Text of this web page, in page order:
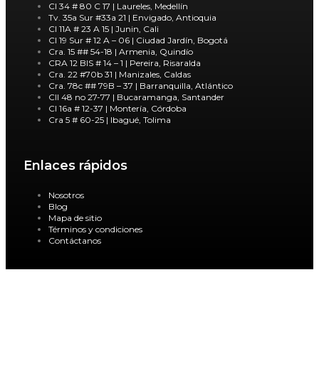
Cl 34 # 80 C 17 | Laureles, Medellín
Tv. 35a Sur #33a 21 | Envigado, Antioquia
Cl 11A # 23 A 15 | Junin, Cali
Cl 19 Sur # 12 A – 06 | Ciudad Jardín, Bogotá
Cra. 15 ## 54-18 | Armenia, Quindío
CRA 12 BIS # 14 – 1 | Pereira, Risaralda
Cra. 22 #70b 31 | Manizales, Caldas
Cra. 78c ## 79B – 37 | Barranquilla, Atlántico
Cll 48 no 27-77 | Bucaramanga, Santander
Cl 16a # 12-37 | Montería, Córdoba
Cra 5 # 60-25 | Ibagué, Tolima
Enlaces rápidos
Nosotros
Blog
Mapa de sitio
Términos y condiciones
Contáctanos